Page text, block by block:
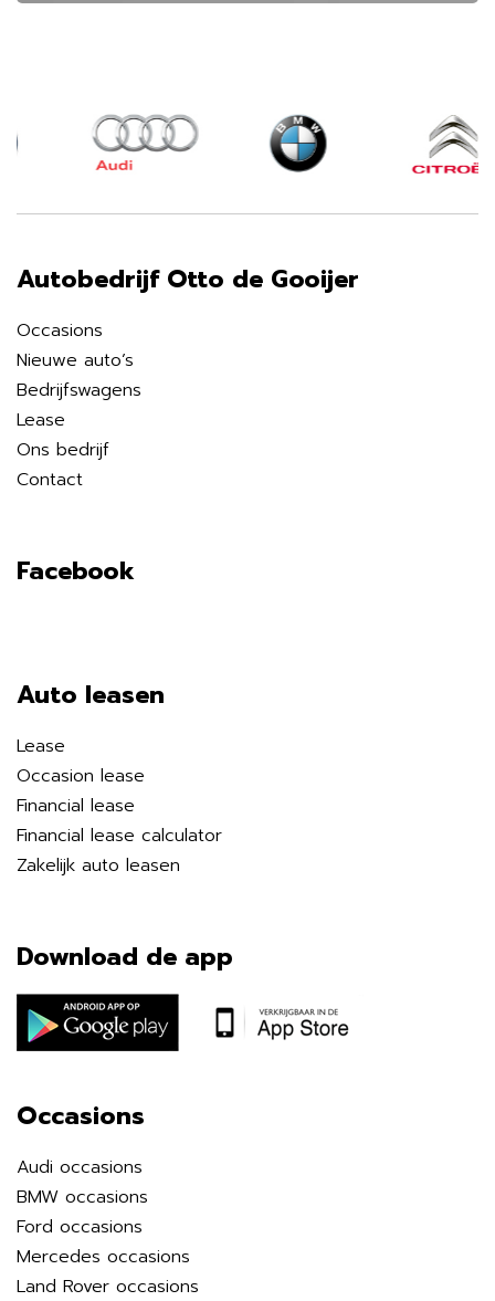
Autobedrijf Otto de Gooijer
Occasions
Nieuwe auto’s
Bedrijfswagens
Lease
Ons bedrijf
Contact
Facebook
Auto leasen
Lease
Occasion lease
Financial lease
Financial lease calculator
Zakelijk auto leasen
Download de app
Occasions
Audi occasions
BMW occasions
Ford occasions
Mercedes occasions
Land Rover occasions